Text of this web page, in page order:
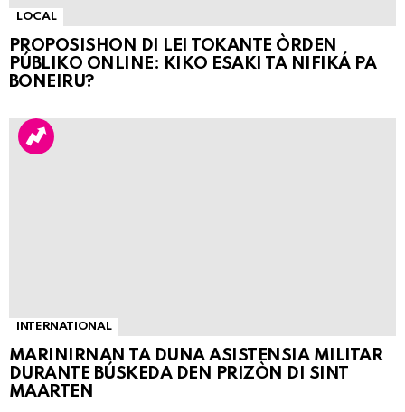
LOCAL
PROPOSISHON DI LEI TOKANTE ÒRDEN
PÚBLIKO ONLINE: KIKO ESAKI TA NIFIKÁ PA
BONEIRU?
INTERNATIONAL
MARINIRNAN TA DUNA ASISTENSIA MILITAR
DURANTE BÚSKEDA DEN PRIZÒN DI SINT
MAARTEN